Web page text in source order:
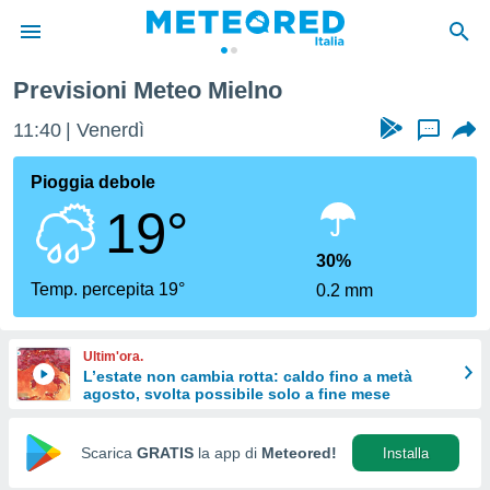
di
per
le
di
Web
Previsioni Meteo Mielno
11:40 Venerdì ...
Pioggia debole
19°
Temp. percepita 19°
30%
0.2 mm
Ultim'ora.
L’estate non cambia rotta: caldo fino a metà
agosto, svolta possibile solo a fine mese
Scarica GRATIS la app di Meteored! Installa